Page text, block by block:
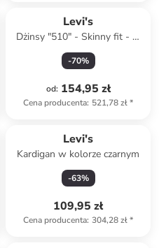
Levi's
Dżinsy "510" - Skinny fit - w
kolorze czarnym
-70%
od: 154,95 zł
Cena producenta: 521,78 zł*
Levi's
Kardigan w kolorze czarnym
-63%
109,95 zł
Cena producenta: 304,28 zł*